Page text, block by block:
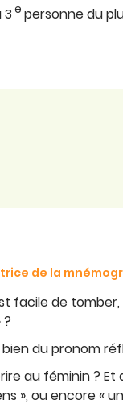
3 e personne du
de la
facile de tomber,
bien du pronom
au féminin ? Et
», ou encore «